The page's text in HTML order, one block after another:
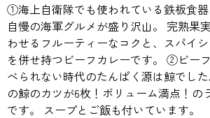
①海上自衛隊でも使われている鉄板食
自慢の海軍グルメが盛り沢山。 完熟果
わせるフルーティーなコクと、スパイ
を併せ持つビーフカレーです。 ②ビー
べられない時代のたんぱく源は鯨でし
の鯨のカツが6枚！ボリューム満点！の
です。 スープとご飯も付いています。